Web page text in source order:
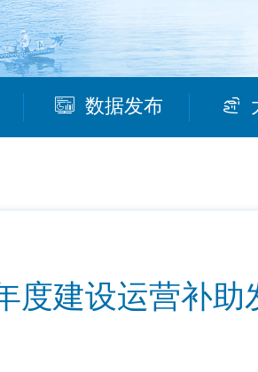
数据发布
度建设运营补助